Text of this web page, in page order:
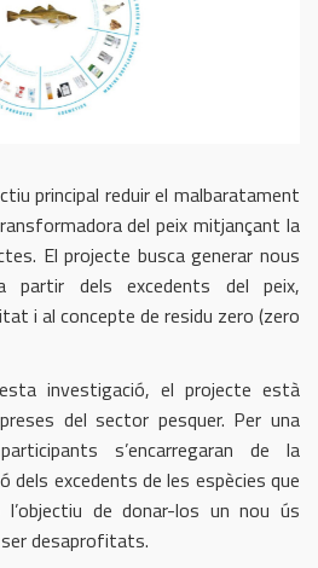
principal reduir el malbaratament
del peix mitjançant la
El projecte busca generar nous
partir dels excedents del peix,
i al concepte de residu zero (zero
investigació, el projecte està
del sector pesquer. Per una
s’encarregaran de la
dels excedents de les espècies que
de donar-los un nou ús
desaprofitats.